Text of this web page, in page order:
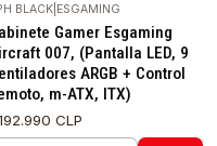
BLACK ESGAMING
Gamer Esgaming
007, (Pantalla LED, 9
ARGB + Control
m-ATX, ITX)
CLP